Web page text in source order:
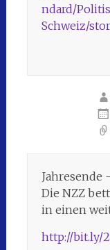
ndard/
Schweiz/
Jahresende
Die NZZ
in einen
http://bit.ly/